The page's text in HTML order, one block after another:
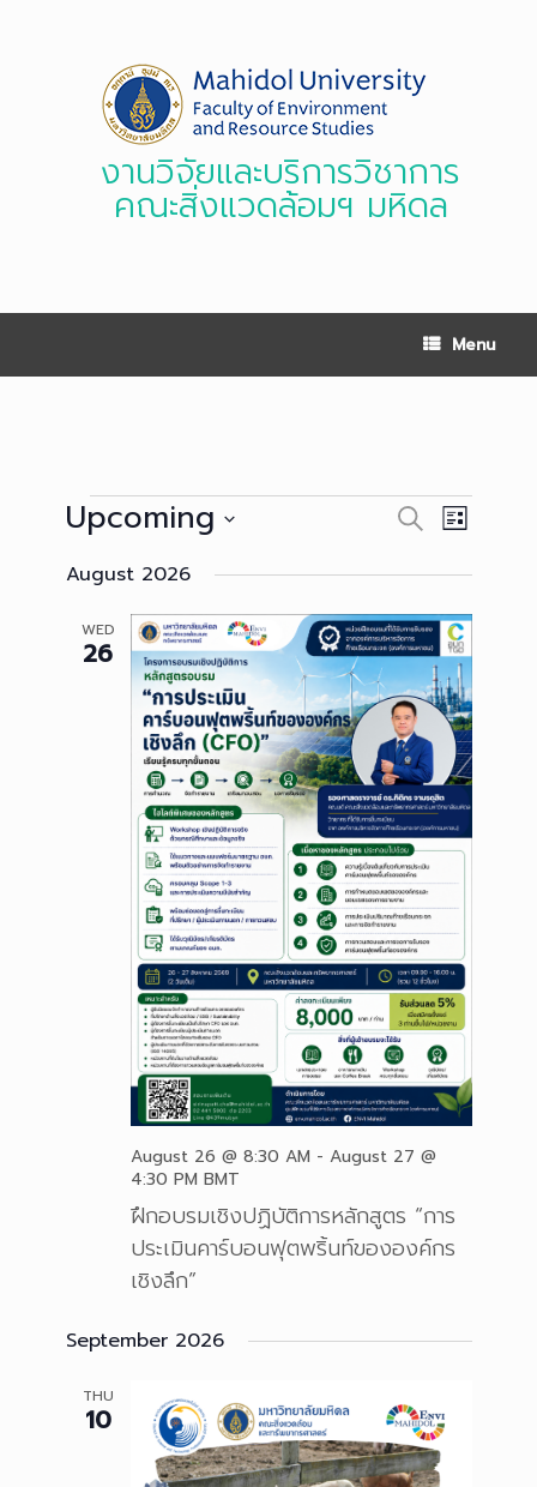
งานวิจัยและบริการวิชาการ
คณะสิ่งแวดล้อมฯ มหิดล
Menu
Events
Events
Search
Views
SearchEvent
Views
List
Upcoming
date.
August 2026
WED
26
ฝึกอบรมเชิงปฏิบัติการหลักสูตร “การ
ประเมินคาร์บอนฟุตพริ้นท์ขององค์กร
เชิงลึก”
August 26 @ 8:30 AM - August 27 @
4:30 PM BMT
September 2026
THU
10